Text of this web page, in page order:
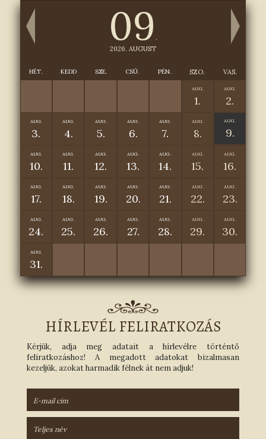
09 .
2026. AUGUST
HÉT. KEDD SZE. CSÜ. PÉN. SZO. VAS.
AUG.
1.
AUG.
2.
AUG.
3.
AUG.
4.
AUG.
5.
AUG.
6.
AUG.
7.
AUG.
8.
AUG.
9.
AUG.
10.
AUG.
11.
AUG.
12.
AUG.
13.
AUG.
14.
AUG.
15.
AUG.
16.
AUG.
17.
AUG.
18.
AUG.
19.
AUG.
20.
AUG.
21.
AUG.
22.
AUG.
23.
AUG.
24.
AUG.
25.
AUG.
26.
AUG.
27.
AUG.
28.
AUG.
29.
AUG.
30.
AUG.
31.
HÍRLEVÉL FELIRATKOZÁS
Kérjük, adja meg adatait a hírlevélre történtő
feliratkozáshoz! A megadott adatokat bizalmasan
kezeljük, azokat harmadik félnek át nem adjuk!